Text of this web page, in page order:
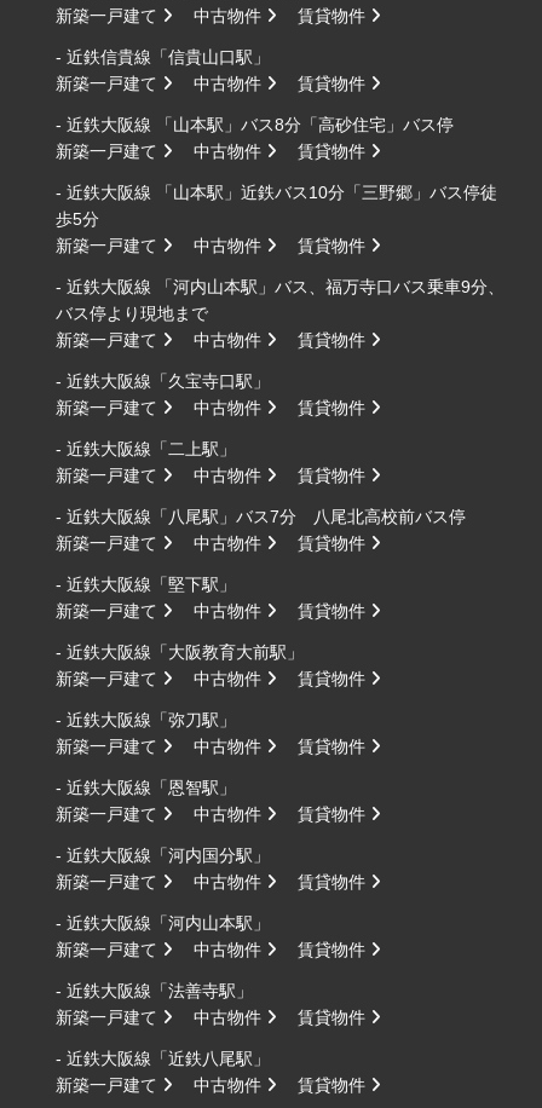
新築一戸建て
中古物件 賃貸物件
- 近鉄信貴線「信貴山口駅」
新築一戸建て
中古物件 賃貸物件
- 近鉄大阪線 「山本駅」バス8分「高砂住宅」バス停
新築一戸建て
中古物件 賃貸物件
- 近鉄大阪線 「山本駅」近鉄バス10分「三野郷」バス停徒
歩5分
新築一戸建て
中古物件 賃貸物件
- 近鉄大阪線 「河内山本駅」バス、福万寺口バス乗車9分、
バス停より現地まで
新築一戸建て
中古物件 賃貸物件
- 近鉄大阪線「久宝寺口駅」
新築一戸建て
中古物件 賃貸物件
- 近鉄大阪線「二上駅」
新築一戸建て
中古物件 賃貸物件
- 近鉄大阪線「八尾駅」バス7分 八尾北高校前バス停
新築一戸建て
中古物件 賃貸物件
- 近鉄大阪線「堅下駅」
新築一戸建て
中古物件 賃貸物件
- 近鉄大阪線「大阪教育大前駅」
新築一戸建て
中古物件 賃貸物件
- 近鉄大阪線「弥刀駅」
新築一戸建て
中古物件 賃貸物件
- 近鉄大阪線「恩智駅」
新築一戸建て
中古物件 賃貸物件
- 近鉄大阪線「河内国分駅」
新築一戸建て
中古物件 賃貸物件
- 近鉄大阪線「河内山本駅」
新築一戸建て
中古物件 賃貸物件
- 近鉄大阪線「法善寺駅」
新築一戸建て
中古物件 賃貸物件
- 近鉄大阪線「近鉄八尾駅」
新築一戸建て
中古物件 賃貸物件